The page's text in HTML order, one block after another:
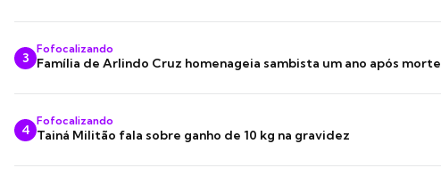
3
Fofocalizando
Família de Arlindo Cruz homenageia sambista um ano após morte
4
Fofocalizando
Tainá Militão fala sobre ganho de 10 kg na gravidez